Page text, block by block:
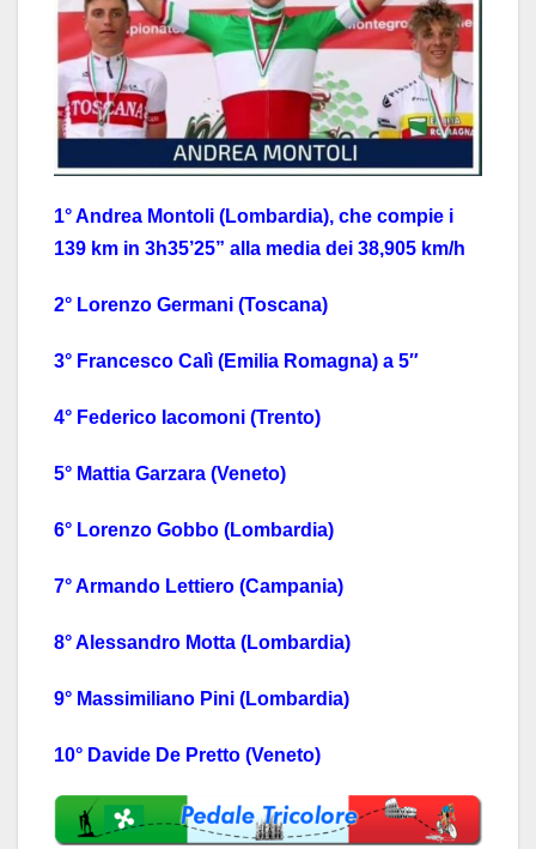
1° Andrea Montoli (Lombardia), che compie i
139 km in 3h35’25” alla media dei 38,905 km/h
2° Lorenzo Germani (Toscana)
3° Francesco Calì (Emilia Romagna) a 5″
4° Federico Iacomoni (Trento)
5° Mattia Garzara (Veneto)
6° Lorenzo Gobbo (Lombardia)
7° Armando Lettiero (Campania)
8° Alessandro Motta (Lombardia)
9° Massimiliano Pini (Lombardia)
10° Davide De Pretto (Veneto)